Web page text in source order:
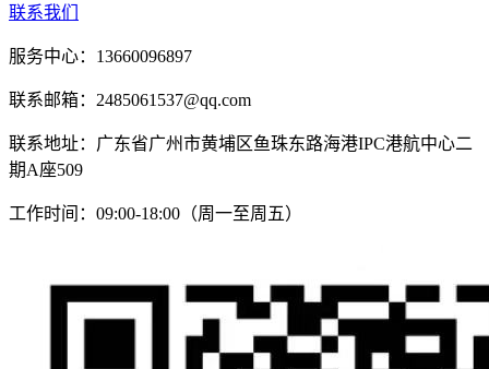
联系我们
服务中心：13660096897
联系邮箱：2485061537@qq.com
联系地址：广东省广州市黄埔区鱼珠东路海港IPC港航中心二
期A座509
工作时间：09:00-18:00（周一至周五）